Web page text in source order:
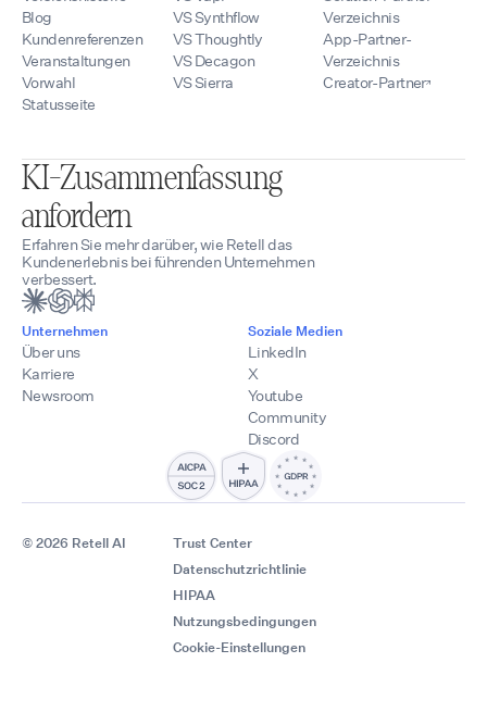
Blog
Kundenreferenzen
Veranstaltungen
Vorwahl
Statusseite
VS Synthflow
VS Thoughtly
VS Decagon
VS Sierra
Verzeichnis
App-Partner-
Verzeichnis
Creator-Partner
KI-Zusammenfassung
anfordern
Erfahren Sie mehr darüber, wie Retell das
Kundenerlebnis bei führenden Unternehmen
verbessert.
Unternehmen
Über uns
Karriere
Newsroom
Soziale Medien
LinkedIn
X
Youtube
Community
Discord
© 2026 Retell AI
Trust Center
Datenschutzrichtlinie
HIPAA
Nutzungsbedingungen
Cookie-Einstellungen